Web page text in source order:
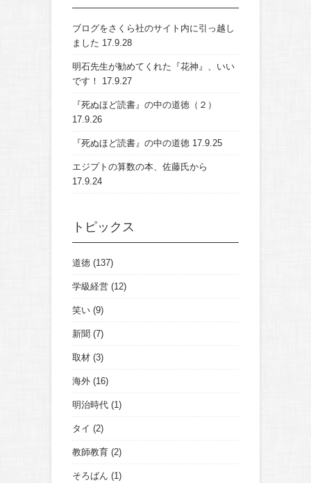
ブログをさくら社のサイト内に引っ越し
ました 17.9.28
明石先生が勧めてくれた『花神』、いい
です！
17.9.27
『死ぬほど読書』の中の道徳（２）
17.9.26
『死ぬほど読書』の中の道徳 17.9.25
エジプトの算数の本、佐藤氏から
17.9.24
トピックス
道徳 (137)
学級経営 (12)
笑い (9)
新聞 (7)
取材 (3)
海外 (16)
明治時代 (1)
タイ (2)
教師教育 (2)
そろばん (1)